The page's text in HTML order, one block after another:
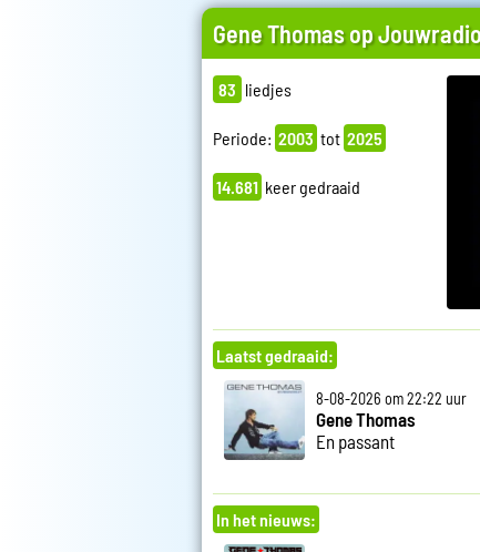
Gene Thomas op
83 liedjes
Periode: 2003 tot 2025
14.681 keer gedraaid
Laatst gedraaid:
8-08-2026 om 22:22 uur
Gene Thomas
En passant
In het nieuws: